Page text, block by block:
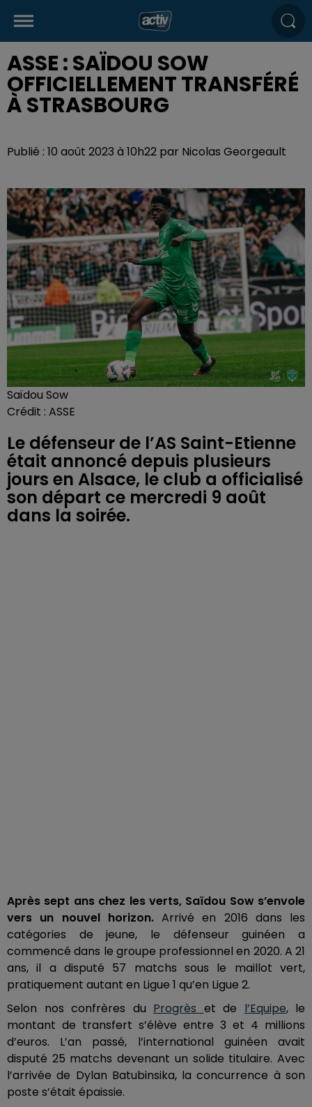
ASSE : SAÏDOU SOW
OFFICIELLEMENT TRANSFÉRÉ
À STRASBOURG
Publié : 10 août 2023 à 10h22 par Nicolas Georgeault
Saïdou Sow
Crédit : ASSE
Le défenseur de l’AS Saint-Etienne
était annoncé depuis plusieurs
jours en Alsace, le club a officialisé
son départ ce mercredi 9 août
dans la soirée.
Après sept ans chez les verts, Saïdou Sow s’envole
vers un nouvel horizon. Arrivé en 2016 dans les
catégories de jeune, le défenseur guinéen a
commencé dans le groupe professionnel en 2020. A 21
ans, il a disputé 57 matchs sous le maillot vert,
pratiquement autant en Ligue 1 qu’en Ligue 2.
Selon nos confrères du Progrès et de l’Equipe, le
montant de transfert s’élève entre 3 et 4 millions
d’euros. L’an passé, l’international guinéen avait
disputé 25 matchs devenant un solide titulaire. Avec
l’arrivée de Dylan Batubinsika, la concurrence à son
poste s’était épaissie.